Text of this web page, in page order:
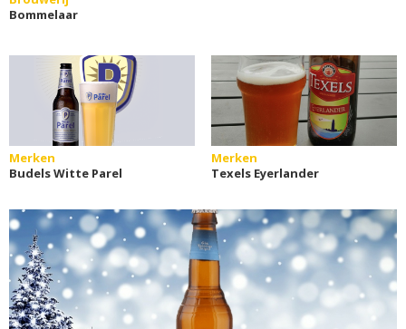
Bommelaar
Merken
Budels Witte Parel
Merken
Texels Eyerlander